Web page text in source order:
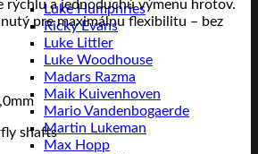
Luke Humphries
Ricky Evans
Luke Littler
Luke Woodhouse
Madars Razma
Maik Kuivenhoven
Mario Vandenbogaerde
Martin Lukeman
Max Hopp
rýchlu a jednoduchú výmenu hrotov.
pre maximálnu flexibilitu – bez
shafts